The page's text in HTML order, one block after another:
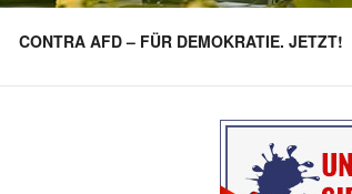
CONTRA AFD – FÜR DEMOKRATIE. JETZT!